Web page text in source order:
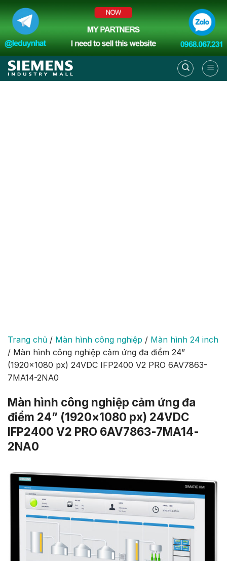
to
content
Trang chủ / Màn hình công nghiệp / Màn hình 24 inch
/ Màn hình công nghiệp cảm ứng đa điểm 24”
(1920×1080 px) 24VDC IFP2400 V2 PRO 6AV7863-
7MA14-2NA0
Màn hình công nghiệp cảm ứng đa
điểm 24” (1920×1080 px) 24VDC
IFP2400 V2 PRO 6AV7863-7MA14-
2NA0